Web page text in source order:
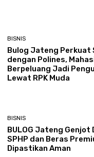
BISNIS
Bulog Jateng Perkuat
dengan Polines,
Berpeluang Jadi
Lewat RPK Muda
BISNIS
BULOG Jateng
SPHP dan Beras
Dipastikan Aman